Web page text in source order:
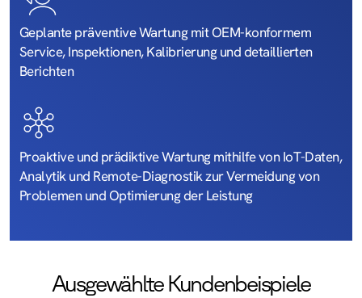
Geplante präventive Wartung mit OEM-konformem
Service, Inspektionen, Kalibrierung und detaillierten
Berichten
Proaktive und prädiktive Wartung mithilfe von IoT-Daten,
Analytik und Remote-Diagnostik zur Vermeidung von
Problemen und Optimierung der Leistung
Ausgewählte Kundenbeispiele